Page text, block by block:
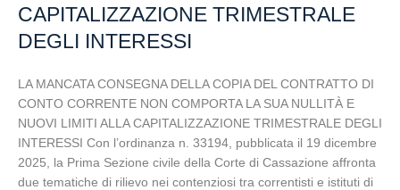
CAPITALIZZAZIONE TRIMESTRALE
DEGLI INTERESSI
LA MANCATA CONSEGNA DELLA COPIA DEL CONTRATTO DI
CONTO CORRENTE NON COMPORTA LA SUA NULLITÀ E
NUOVI LIMITI ALLA CAPITALIZZAZIONE TRIMESTRALE DEGLI
INTERESSI Con l’ordinanza n. 33194, pubblicata il 19 dicembre
2025, la Prima Sezione civile della Corte di Cassazione affronta
due tematiche di rilievo nei contenziosi tra correntisti e istituti di